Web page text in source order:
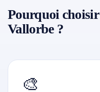
Pourquoi choisir
Vallorbe ?
🎨